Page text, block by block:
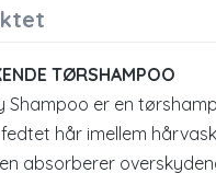
TØRSHAMPOO
Shampoo er en
hår imellem
absorberer